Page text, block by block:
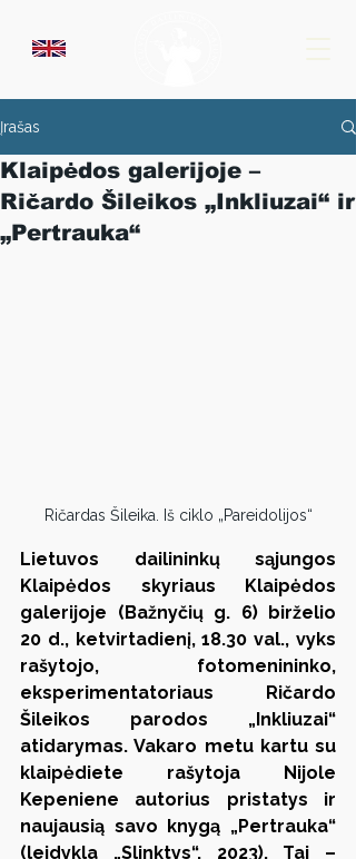
Įrašas
Klaipėdos galerijoje –
Ričardo Šileikos „Inkliuzai“ ir
„Pertrauka“
Ričardas Šileika. Iš ciklo „Pareidolijos“
Lietuvos dailininkų sąjungos
Klaipėdos skyriaus Klaipėdos
galerijoje (Bažnyčių g. 6) birželio
20 d., ketvirtadienį, 18.30 val., vyks
rašytojo, fotomenininko,
eksperimentatoriaus Ričardo
Šileikos parodos „Inkliuzai“
atidarymas. Vakaro metu kartu su
klaipėdiete rašytoja Nijole
Kepeniene autorius pristatys ir
naujausią savo knygą „Pertrauka“
(leidykla „Slinktys“, 2023). Tai –